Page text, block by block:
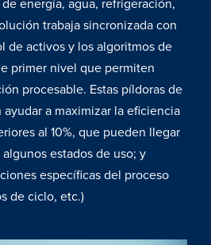
energía, agua, refrigeración,
trabaja sincronizada con
de activos y los algoritmos de
primer nivel que permiten
procesable. Estas píldoras de
a maximizar la eficiencia
al 10%, que pueden llegar
estados de uso; y
específicas del proceso
de ciclo, etc.)